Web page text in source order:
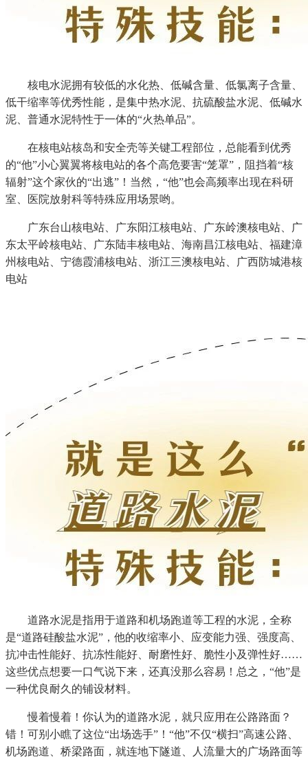
核电水泥拥有较低的水化热、低碱含量、低氯离子含量、
低干缩率等优秀性能，是集中热水泥、抗硫酸盐水泥、低碱水
泥、普通水泥特性于一体的“火热单品”。
在核电站核岛和安全壳等关键工程部位，总能看到优秀
的“他”小心翼翼将核电站的各个高危要害“笼罩”，阻挡着“核
辐射”这个家伙的“出逃”！当然，“他”也会高频率出现在科研
室、医院放射科等特殊应用场景哟。
广东台山核电站、广东阳江核电站、广东岭澳核电站、广
东太平岭核电站、广东陆丰核电站、海南昌江核电站、福建漳
州核电站、宁德霞浦核电站、浙江三澳核电站、广西防城港核
电站
道路水泥是指用于道路和机场跑道等工程的水泥，全称
是“道路硅酸盐水泥”，他的收缩率小、应变能力强、强度高、
抗冲击性能好、抗冻性能好、耐磨性好、脆性小及弹性好……
这些优点想要一口气说下来，还真没那么容易！总之，“他”是
一种优良耐久的铺设材料。
慢着慢着！你认为的道路水泥，就只应用在公路路面？
错！可别小瞧了这位“出场选手”！“他”不仅“横扫”高速公路、
机场跑道、桥梁路面，就连地下隧道、人流量大的广场路面等